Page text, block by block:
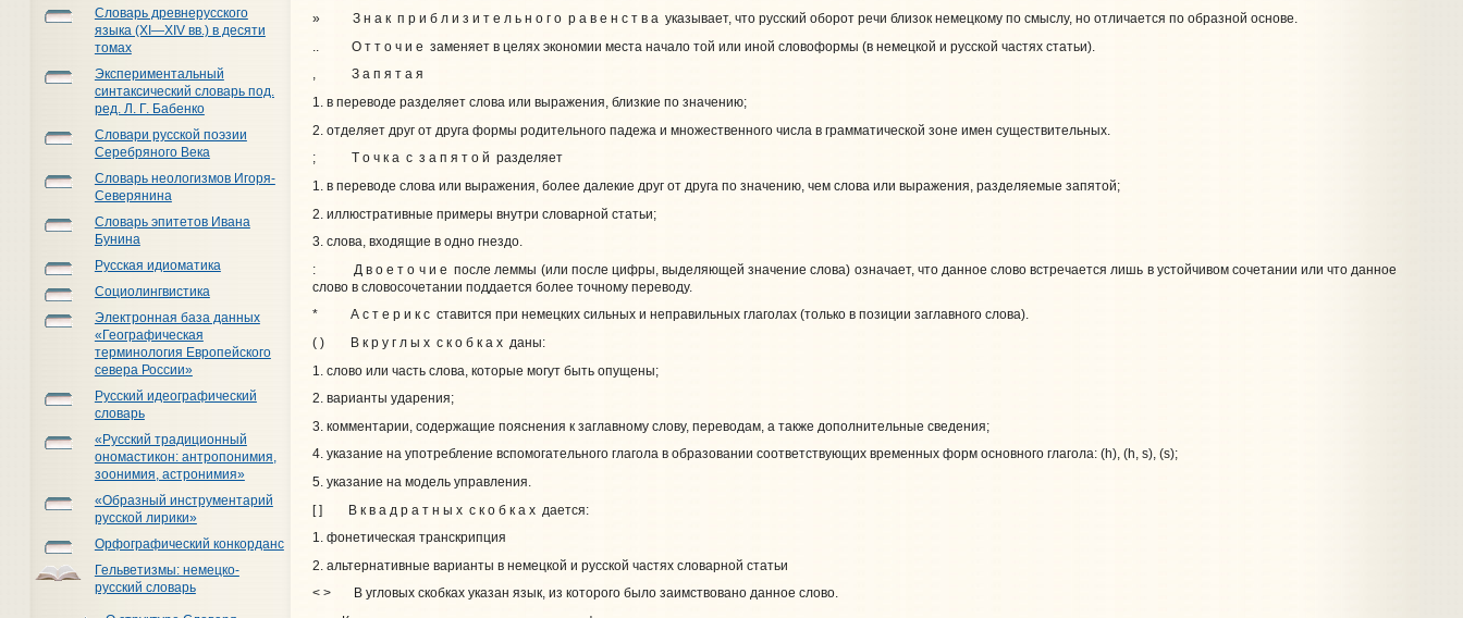
Словарь древнерусского
языка (XI—XIV вв.) в десяти
томах
Экспериментальный
синтаксический словарь под.
ред. Л. Г. Бабенко
Словари русской поэзии
Серебряного Века
Словарь неологизмов Игоря-
Северянина
Словарь эпитетов Ивана
Бунина
Русская идиоматика
Социолингвистика
Электронная база данных
«Географическая
терминология Европейского
севера России»
Русский идеографический
словарь
«Русский традиционный
ономастикон: антропонимия,
зоонимия, астронимия»
«Образный инструментарий
русской лирики»
Орфографический конкорданс
Гельветизмы: немецко-
русский словарь
» З н а к п р и б л и з и т е л ь н о г о р а в е н с т в а указывает, что русский оборот речи близок немецкому по смыслу, но отличается по образной основе.
.. О т т о ч и е заменяет в целях экономии места начало той или иной словоформы (в немецкой и русской частях статьи).
, З а п я т а я
1. в переводе разделяет слова или выражения, близкие по значению;
2. отделяет друг от друга формы родительного падежа и множественного числа в грамматической зоне имен существительных.
; Т о ч к а с з а п я т о й разделяет
1. в переводе слова или выражения, более далекие друг от друга по значению, чем слова или выражения, разделяемые запятой;
2. иллюстративные примеры внутри словарной статьи;
3. слова, входящие в одно гнездо.
: Д в о е т о ч и е после леммы (или после цифры, выделяющей значение слова) означает, что данное слово встречается лишь в устойчивом сочетании или что данное
слово в словосочетании поддается более точному переводу.
* А с т е р и к с ставится при немецких сильных и неправильных глаголах (только в позиции заглавного слова).
( ) В к р у г л ы х с к о б к а х даны:
1. слово или часть слова, которые могут быть опущены;
2. варианты ударения;
3. комментарии, содержащие пояснения к заглавному слову, переводам, а также дополнительные сведения;
4. указание на употребление вспомогательного глагола в образовании соответствующих временных форм основного глагола: (h), (h, s), (s);
5. указание на модель управления.
[ ] В к в а д р а т н ы х с к о б к а х дается:
1. фонетическая транскрипция
2. альтернативные варианты в немецкой и русской частях словарной статьи
< > В угловых скобках указан язык, из которого было заимствовано данное слово.